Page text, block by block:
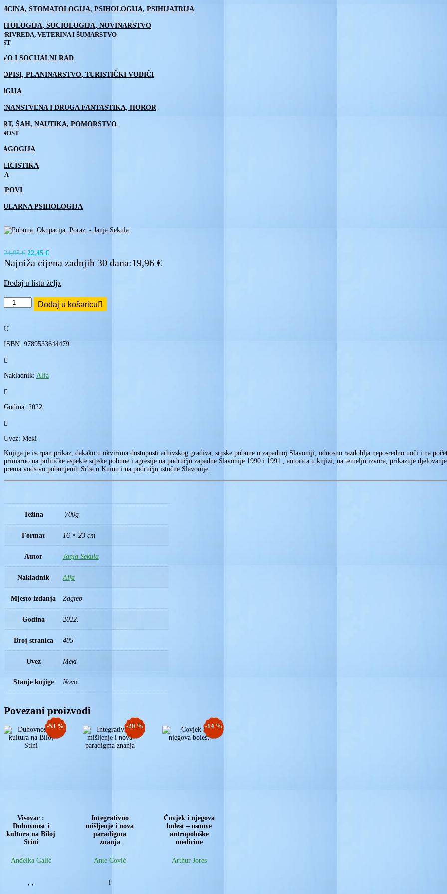
STOMATOLOGIJA, PSIHOLOGIJA, PSIHIJATRIJA
SOCIOLOGIJA, NOVINARSTVO
VETERINA I ŠUMARSTVO
I SOCIJALNI RAD
PLANINARSTVO, TURISTIČKI VODIČI
ZNANSTVENA I DRUGA FANTASTIKA, HOROR
ŠAH, NAUTIKA, POMORSTVO
PSIHOLOGIJA
24,95€ Izvorna
cijena
bila
24,95 €.
22,45 €Trenutna
cijena
je:
Najniža cijena zadnjih 30 dana:19,96 €
Dodaj u listu želja
Pobuna.
Okupacija.
Slavonija
1990.
-
1991.
količina
Dodaj u košaricu
U
ISBN: 9789533644479

Nakladnik: Alfa

Godina: 2022

Uvez: Meki
Knjiga je iscrpan prikaz, dakako u okvirima dostupnsti arhivskog gradiva, srpske pobune u zapadnoj Slavoniji, odnosno razdoblja neposredno uoči i na
primarno na političke aspekte srpske pobune i agresije na području zapadne Slavonije 1990.i 1991., autorica u knjizi, na temelju izvora, prikazuje
prema vodstvu pobunjenih Srba u Kninu i na području istočne Slavonije.
Težina 700g
Format 16 × 23 cm
Autor Janja Sekula
Nakladnik Alfa
Mjesto izdanja Zagreb
Godina 2022.
Broj stranica 405
Uvez Meki
Stanje knjige Novo
Povezani proizvodi
-53 %
Visovac :
Duhovnost i
kultura na Biloj
Stini
Anđelka Galić
-20 %
Integrativno
mišljenje i nova
paradigma
znanja
Ante Čović
i
-14 %
Čovjek i njegova
bolest – osnove
antropološke
medicine
Arthur Jores